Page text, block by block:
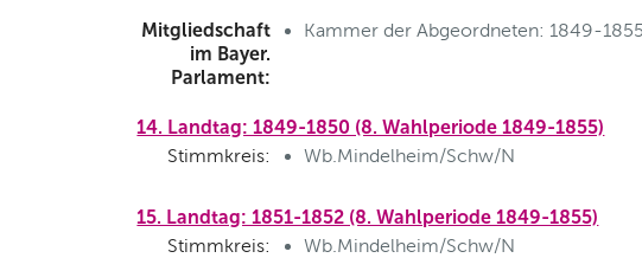
Mitgliedschaft
im Bayer.
Parlament:
Kammer der Abgeordneten: 1849-
14. Landtag: 1849-1850 (8. Wahlperiode 1849-1855)
Stimmkreis: Wb.Mindelheim/Schw/N
15. Landtag: 1851-1852 (8. Wahlperiode 1849-1855)
Stimmkreis: Wb.Mindelheim/Schw/N